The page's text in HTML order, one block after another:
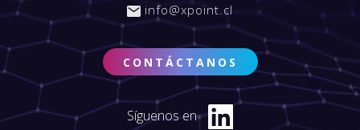
info@xpoint.cl
CONTÁCTANOS
Síguenos en